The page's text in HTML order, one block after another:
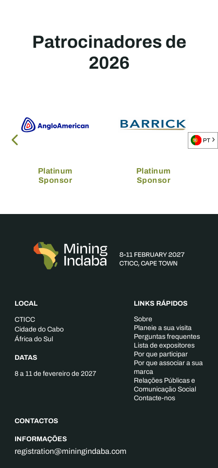
Patrocinadores de
2026
Platinum
Sponsor
Platinum
Sponsor
LOCAL
CTICC
Cidade do Cabo
África do Sul
DATAS
8 a 11 de fevereiro de 2027
CONTACTOS
INFORMAÇÕES
registration@miningindaba.com
LINKS RÁPIDOS
Sobre
Planeie a sua visita
Perguntas frequentes
Lista de expositores
Por que participar
Por que associar a sua
marca
Relações Públicas e
Comunicação Social
Contacte-nos
PT